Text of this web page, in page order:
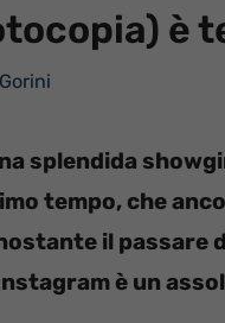
è
splendida
tempo, che
il passare
è un